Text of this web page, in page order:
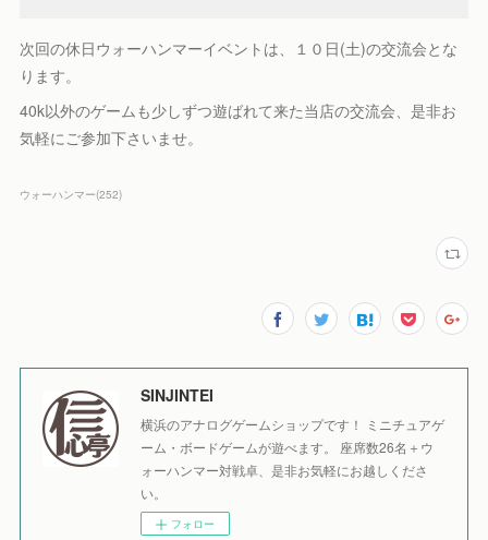
次回の休日ウォーハンマーイベントは、１０日(土)の交流会とな
ります。
40k以外のゲームも少しずつ遊ばれて来た当店の交流会、是非お
気軽にご参加下さいませ。
ウォーハンマー(252)
SINJINTEI
横浜のアナログゲームショップです！ ミニチュアゲ
ーム・ボードゲームが遊べます。 座席数26名＋ウ
ォーハンマー対戦卓、是非お気軽にお越しくださ
い。
フォロー